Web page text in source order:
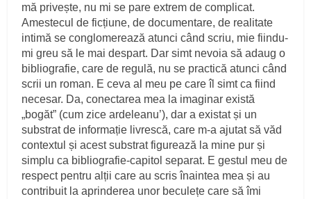
mă privește, nu mi se pare extrem de complicat.
Amestecul de ficțiune, de documentare, de realitate
intimă se conglomerează atunci când scriu, mie fiindu-
mi greu să le mai despart. Dar simt nevoia să adaug o
bibliografie, care de regulă, nu se practică atunci când
scrii un roman. E ceva al meu pe care îl simt ca fiind
necesar. Da, conectarea mea la imaginar există
„bogăt” (cum zice ardeleanu’), dar a existat și un
substrat de informație livrescă, care m-a ajutat să văd
contextul și acest substrat figurează la mine pur și
simplu ca bibliografie-capitol separat. E gestul meu de
respect pentru alții care au scris înaintea mea și au
contribuit la aprinderea unor beculețe care să îmi